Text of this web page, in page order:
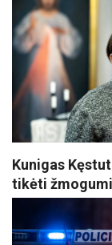
Kunigas
tikėti žmogumi